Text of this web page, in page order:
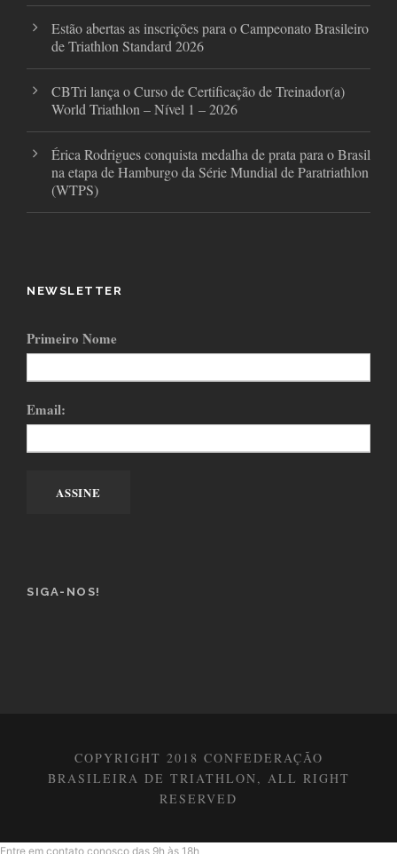
Estão abertas as inscrições para o Campeonato Brasileiro
de Triathlon Standard 2026
CBTri lança o Curso de Certificação de Treinador(a)
World Triathlon – Nível 1 – 2026
Érica Rodrigues conquista medalha de prata para o Brasil
na etapa de Hamburgo da Série Mundial de Paratriathlon
(WTPS)
NEWSLETTER
Primeiro Nome
Email:
SIGA-NOS!
COPYRIGHT 2018 CONFEDERAÇÃO
BRASILEIRA DE TRIATHLON, ALL RIGHT
RESERVED
Entre em contato conosco das 9h às 18h